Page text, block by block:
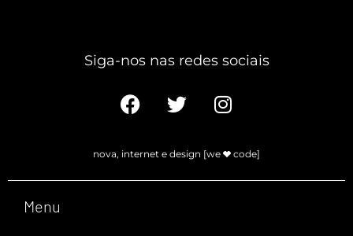
Siga-nos nas redes sociais​
nova, internet e design [we code]
Menu